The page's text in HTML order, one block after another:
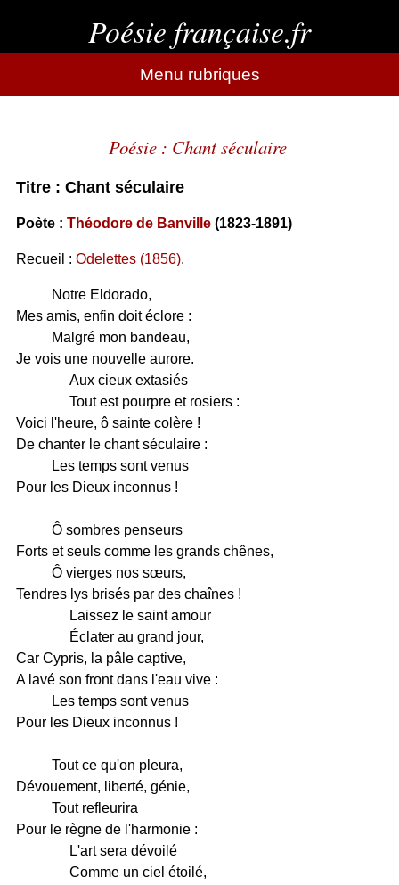
Poésie française.fr
Menu rubriques
Poésie : Chant séculaire
Titre : Chant séculaire
Poète : Théodore de Banville(1823-1891)
Recueil : Odelettes (1856).
Notre Eldorado,
Mes amis, enfin doit éclore :
Malgré mon bandeau,
Je vois une nouvelle aurore.
Aux cieux extasiés
Tout est pourpre et rosiers :
Voici l'heure, ô sainte colère !
De chanter le chant séculaire :
Les temps sont venus
Pour les Dieux inconnus !
Ô sombres penseurs
Forts et seuls comme les grands chênes,
Ô vierges nos sœurs,
Tendres lys brisés par des chaînes !
Laissez le saint amour
Éclater au grand jour,
Car Cypris, la pâle captive,
A lavé son front dans l'eau vive :
Les temps sont venus
Pour les Dieux inconnus !
Tout ce qu'on pleura,
Dévouement, liberté, génie,
Tout refleurira
Pour le règne de l'harmonie :
L'art sera dévoilé
Comme un ciel étoilé,